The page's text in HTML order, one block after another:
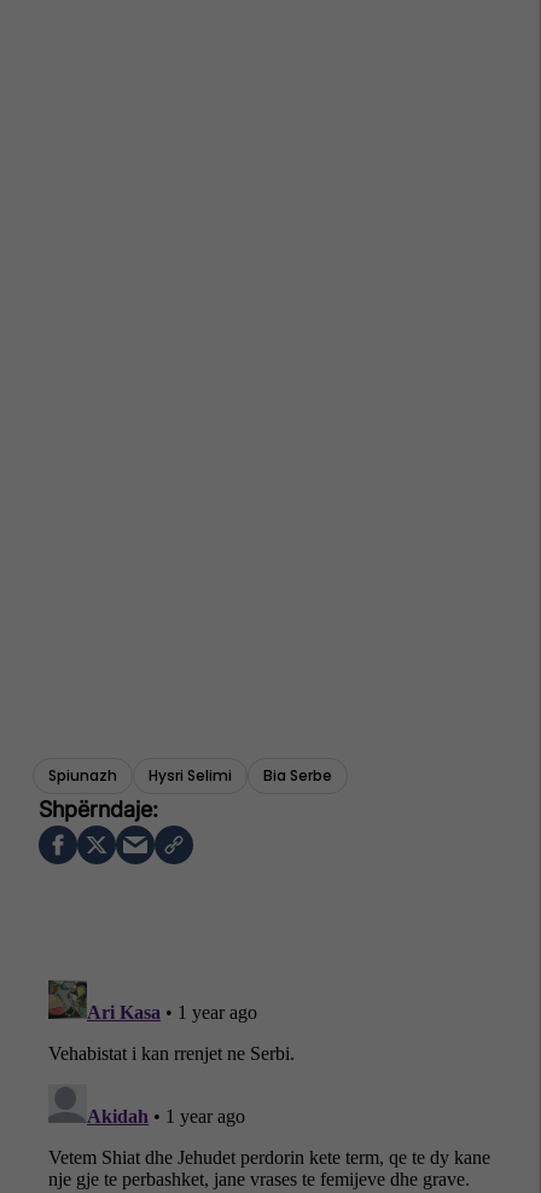
Spiunazh Hysri Selimi Bia Serbe